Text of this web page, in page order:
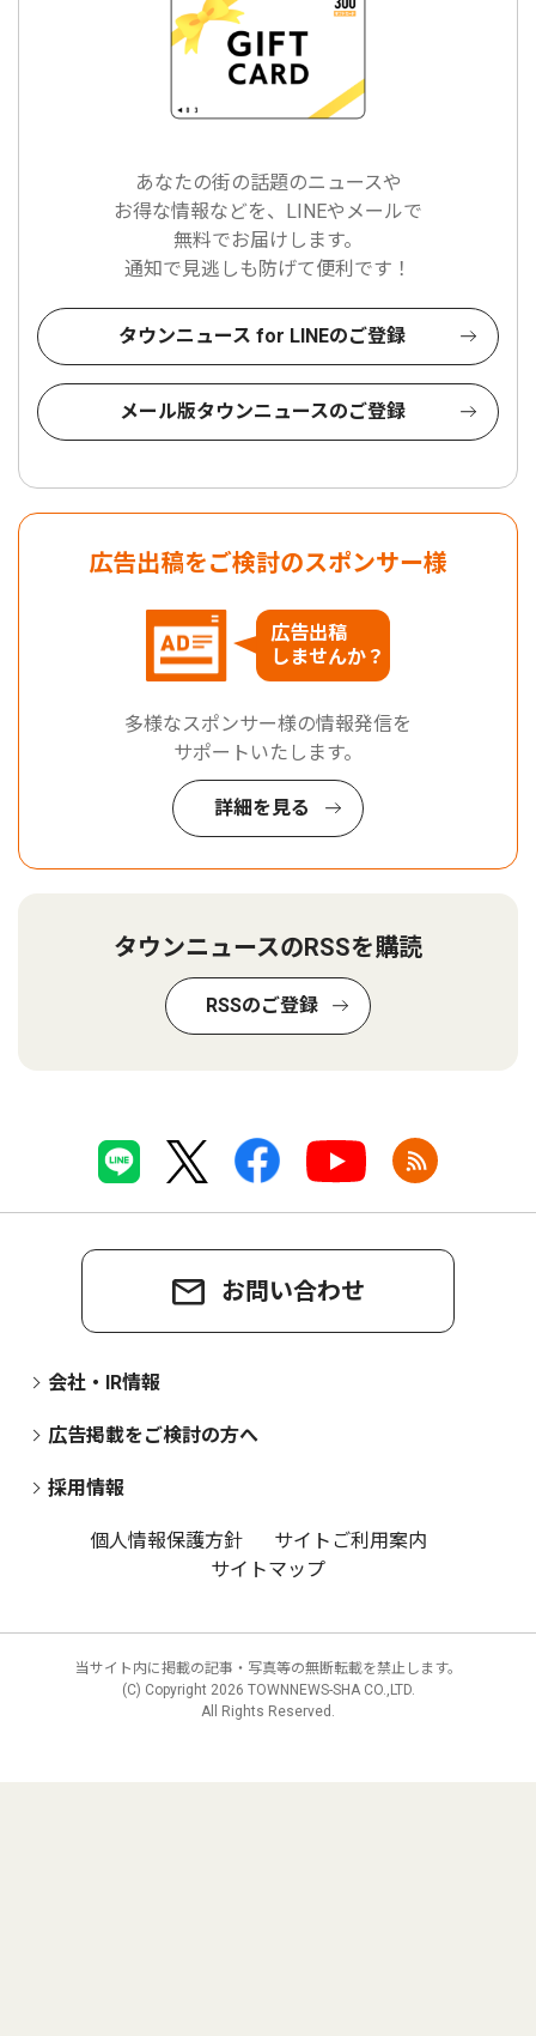
あなたの街の話題のニュースや
お得な情報などを、LINEやメールで
無料でお届けします。
通知で見逃しも防げて便利です！
タウンニュース for LINEのご登録
メール版タウンニュースのご登録
広告出稿をご検討のスポンサー様
広告出稿
しませんか？
多様なスポンサー様の情報発信を
サポートいたします。
詳細を見る
タウンニュースのRSSを購読
RSSのご登録
お問い合わせ
会社・IR情報
広告掲載をご検討の方へ
採用情報
個人情報保護方針
サイトご利用案内
サイトマップ
当サイト内に掲載の記事・写真等の無断転載を禁止します。
(C) Copyright 2026 TOWNNEWS-SHA CO.,LTD.
All Rights Reserved.